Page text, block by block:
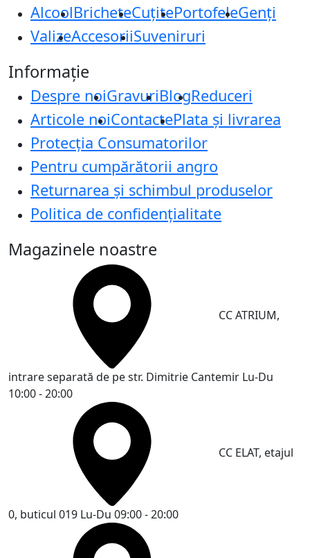
AlcoolBricheteCuțitePortofeleGenți
ValizeAccesoriiSuveniruri
Informație
Despre noiGravuriBlogReduceri
Articole noiContactePlata și livrarea
Protecţia Consumatorilor
Pentru cumpărătorii angro
Returnarea și schimbul produselor
Politica de confidențialitate
Magazinele noastre
CC ATRIUM,
intrare separată de pe str. Dimitrie Cantemir Lu-Du
10:00 - 20:00
CC ELAT, etajul
0, buticul 019 Lu-Du 09:00 - 20:00